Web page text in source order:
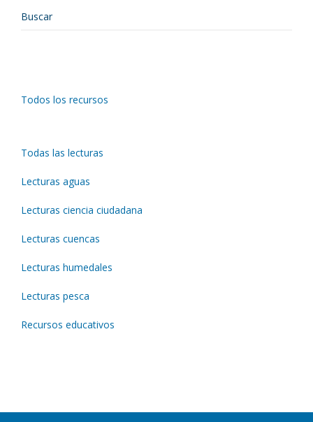
Todos los recursos
Todas las lecturas
Lecturas aguas
Lecturas ciencia ciudadana
Lecturas cuencas
Lecturas humedales
Lecturas pesca
Recursos educativos